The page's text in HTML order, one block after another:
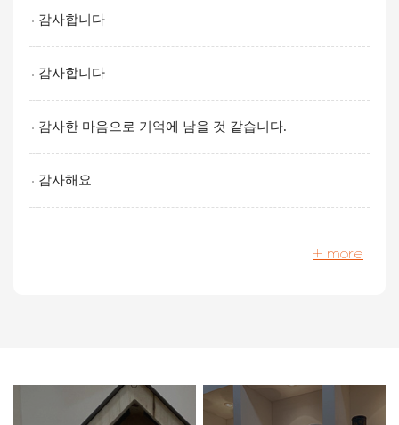
+ more
감사합니다
감사합니다
감사한 마음으로 기억에 남을 것 같습니다.
감사해요